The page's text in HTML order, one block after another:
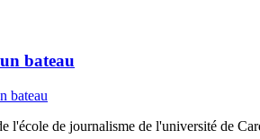
bateau
l'école de journalisme de l'université de